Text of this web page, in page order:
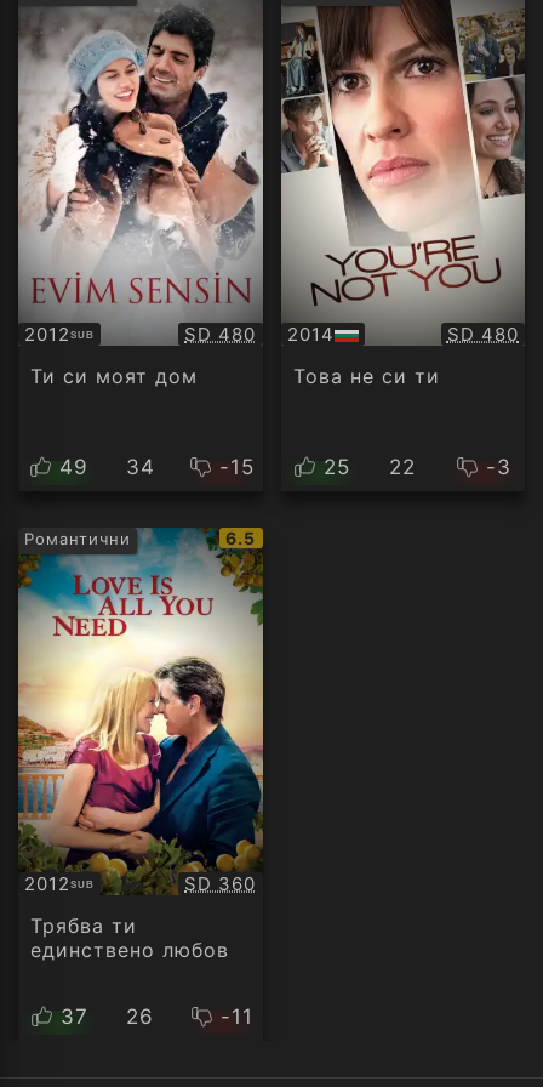
рейтинг:
2012SUB
Субтитри Качество:
SD 480
Ти си моят дом
49 34 -15
2014
БГ
аудио
SD 480
Това не си ти
25 22 -3
Романтични
IMDb
рейтинг:
6.5
2012SUB
Субтитри Качество:
SD 360
Трябва ти
единствено любов
37 26 -11